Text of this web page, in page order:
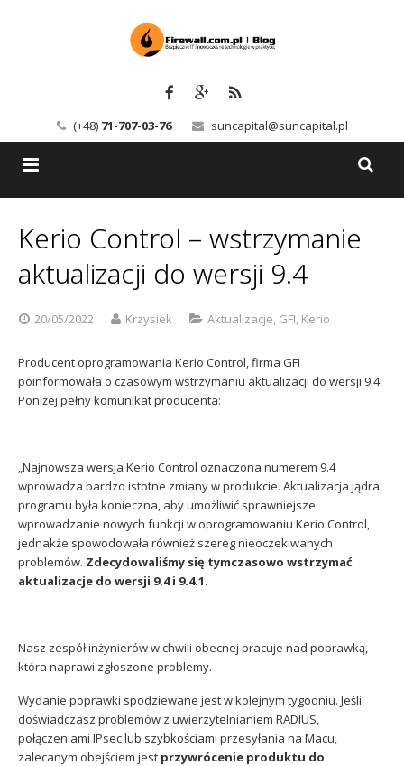
(+48) 71-707-03-76 suncapital@suncapital.pl
Serwery pocztowe
Usługi
Kontakt
Kerio Control – wstrzymanie
aktualizacji do wersji 9.4
20/05/2022 Krzysiek Aktualizacje, GFI, Kerio
Producent oprogramowania Kerio Control, firma GFI
poinformowała o czasowym wstrzymaniu aktualizacji do wersji 9.4.
Poniżej pełny komunikat producenta:
„Najnowsza wersja Kerio Control oznaczona numerem 9.4
wprowadza bardzo istotne zmiany w produkcie. Aktualizacja jądra
programu była konieczna, aby umożliwić sprawniejsze
wprowadzanie nowych funkcji w oprogramowaniu Kerio Control,
jednakże spowodowała również szereg nieoczekiwanych
problemów. Zdecydowaliśmy się tymczasowo wstrzymać
aktualizacje do wersji 9.4 i 9.4.1.
Nasz zespół inżynierów w chwili obecnej pracuje nad poprawką,
która naprawi zgłoszone problemy.
Wydanie poprawki spodziewane jest w kolejnym tygodniu. Jeśli
doświadczasz problemów z uwierzytelnianiem RADIUS,
połączeniami IPsec lub szybkościami przesyłania na Macu,
zalecanym obejściem jest przywrócenie produktu do